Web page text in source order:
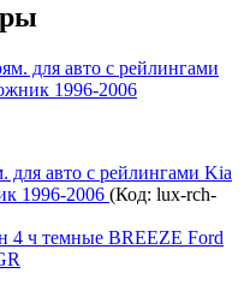
авто с рейлингами Kia
1996-2006 (Код: lux-rch-